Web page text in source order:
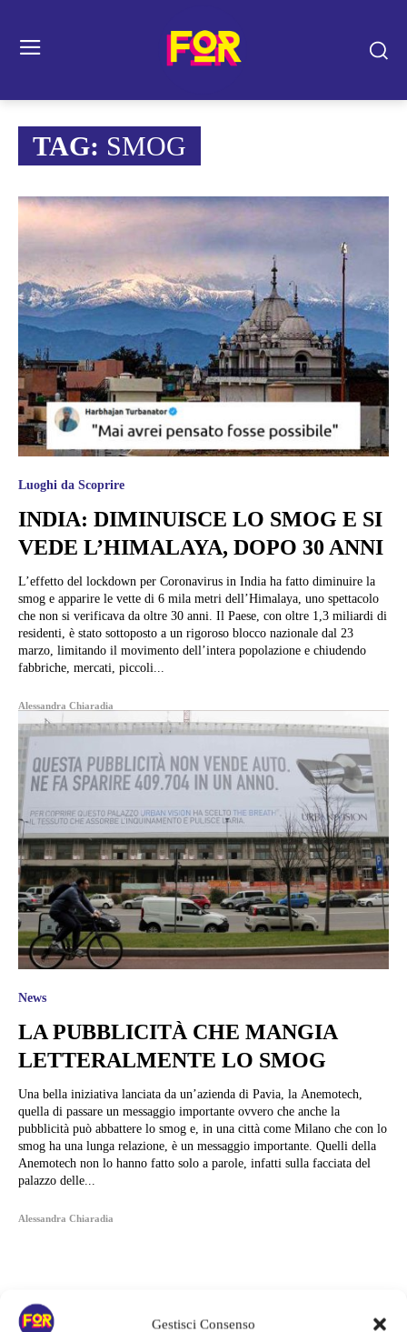
Gestisci Consenso
TAG: SMOG
Luoghi da Scoprire
INDIA: DIMINUISCE LO SMOG E SI
VEDE L’HIMALAYA, DOPO 30 ANNI
L’effetto del lockdown per Coronavirus in India ha fatto diminuire la
smog e apparire le vette di 6 mila metri dell’Himalaya, uno spettacolo
che non si verificava da oltre 30 anni. Il Paese, con oltre 1,3 miliardi di
residenti, è stato sottoposto a un rigoroso blocco nazionale dal 23
marzo, limitando il movimento dell’intera popolazione e chiudendo
fabbriche, mercati, piccoli...
Alessandra Chiaradia
News
LA PUBBLICITÀ CHE MANGIA
LETTERALMENTE LO SMOG
Una bella iniziativa lanciata da un’azienda di Pavia, la Anemotech,
quella di passare un messaggio importante ovvero che anche la
pubblicità può abbattere lo smog e, in una città come Milano che con lo
smog ha una lunga relazione, è un messaggio importante. Quelli della
Anemotech non lo hanno fatto solo a parole, infatti sulla facciata del
palazzo delle...
Alessandra Chiaradia